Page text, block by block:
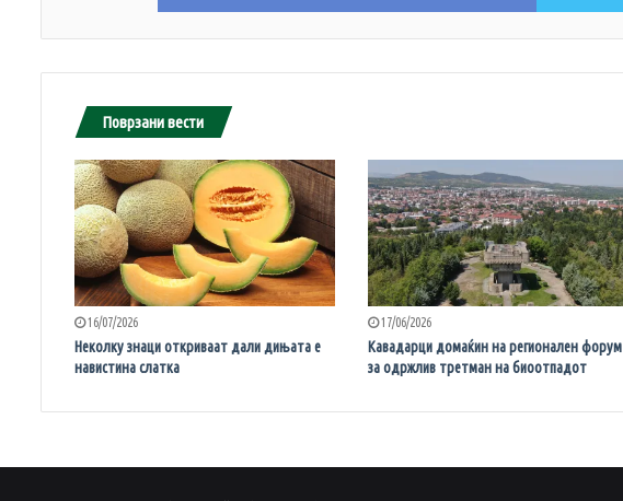
Поврзани вести
16/07/2026
Неколку знаци откриваат дали дињата е
навистина слатка
17/06/2026
Кавадарци домаќин на регионален форум
за одржлив третман на биоотпадот